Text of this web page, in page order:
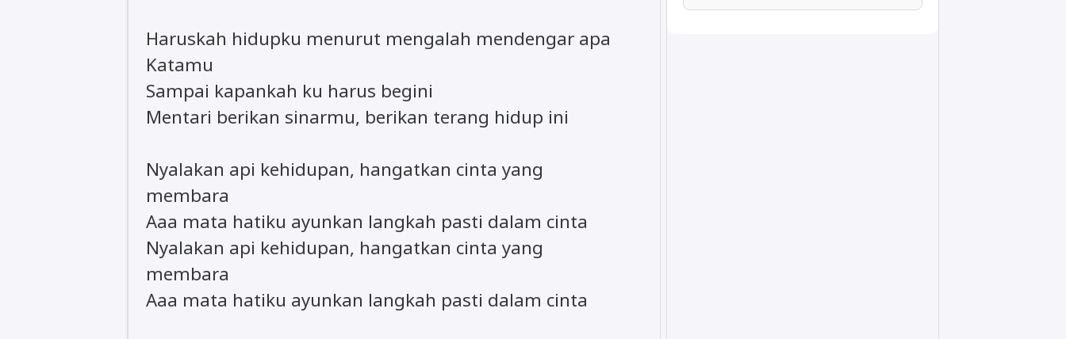
Haruskah hidupku menurut mengalah mendengar apa
Katamu
Sampai kapankah ku harus begini
Mentari berikan sinarmu, berikan terang hidup ini
Nyalakan api kehidupan, hangatkan cinta yang
membara
Aaa mata hatiku ayunkan langkah pasti dalam cinta
Nyalakan api kehidupan, hangatkan cinta yang
membara
Aaa mata hatiku ayunkan langkah pasti dalam cinta